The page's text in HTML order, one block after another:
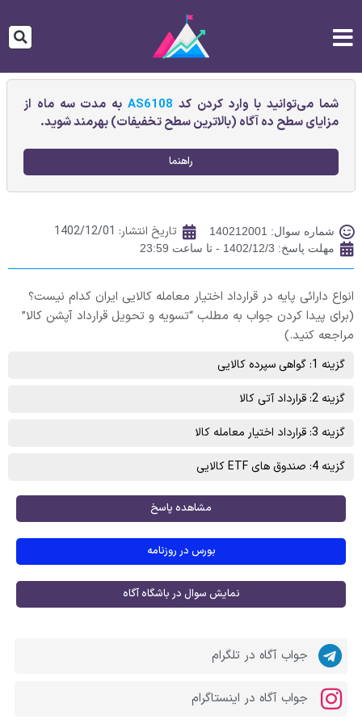
شما می‌توانید با وارد کردن کد AS6108به مدت سه ماه از
مزایای سطح ده آگاه (بالاترین سطح تخفیفات) بهرمند شوید.
راهنما
شماره سوال: 140212001 تاریخ انتشار: 1402/12/01
مهلت پاسخ: 1402/12/3 - تا ساعت 23:59
انواع دارائی پایه در قرارداد اختیار معامله کالایی ایران کدام نیست؟
(برای پیدا کردن جواب به مطلب “تسویه و تحویل قرارداد آپشن کالا”
مراجعه کنید.)
گزینه 1: گواهی سپرده کالایی
گزینه 2: قرارداد آتی کالا
گزینه 3: قرارداد اختیار معامله کالا
گزینه 4: صندوق های ETF کالایی
مشاهده پاسخ
بورس در روزنامه
نمایش سوال در باشگاه آگاه
جواب آگاه در تلگرام
جواب آگاه در اینستاگرام